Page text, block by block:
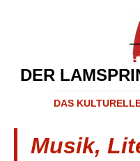
DER
DAS
Musik,